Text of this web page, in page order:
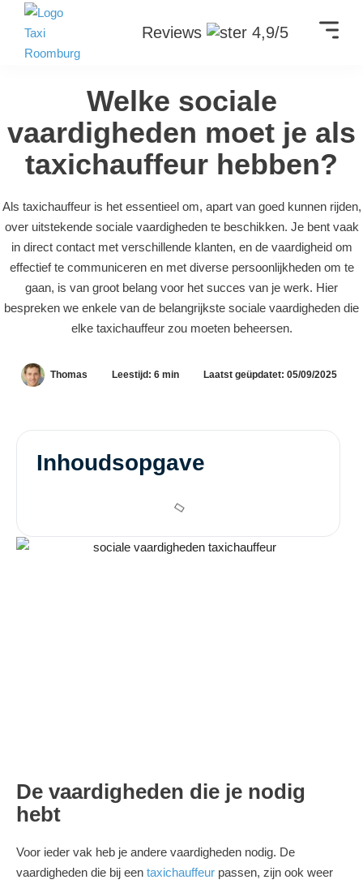
Reviews 4,9/5
Welke sociale
vaardigheden moet je als
taxichauffeur hebben?
Als taxichauffeur is het essentieel om, apart van goed kunnen rijden,
over uitstekende sociale vaardigheden te beschikken. Je bent vaak
in direct contact met verschillende klanten, en de vaardigheid om
effectief te communiceren en met diverse persoonlijkheden om te
gaan, is van groot belang voor het succes van je werk. Hier
bespreken we enkele van de belangrijkste sociale vaardigheden die
elke taxichauffeur zou moeten beheersen.
Thomas Leestijd: 6 min Laatst geüpdatet: 05/09/2025
De vaardigheden die je nodig
hebt
Voor ieder vak heb je andere vaardigheden nodig. De
vaardigheden die bij een taxichauffeur passen, zijn ook weer
Inhoudsopgave